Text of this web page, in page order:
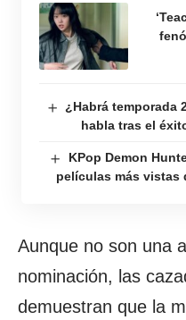
¿Habrá temporada
habla tras el
KPop Demon
películas más vistas
Aunque no son una
nominación, las
demuestran que la